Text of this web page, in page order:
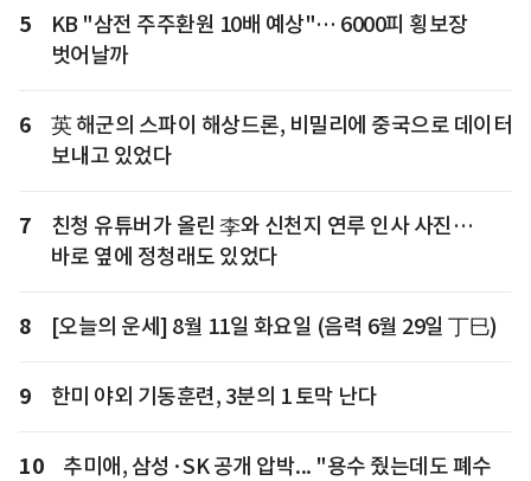
5
KB "삼전 주주환원 10배 예상"… 6000피 횡보장
벗어날까
6
英 해군의 스파이 해상드론, 비밀리에 중국으로 데이터
보내고 있었다
7
친청 유튜버가 올린 李와 신천지 연루 인사 사진…
바로 옆에 정청래도 있었다
8 [오늘의 운세] 8월 11일 화요일 (음력 6월 29일 丁巳)
9 한미 야외 기동훈련, 3분의 1 토막 난다
10
추미애, 삼성·SK 공개 압박... "용수 줬는데도 폐수